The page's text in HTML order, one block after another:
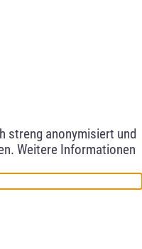
streng anonymisiert und
Weitere Informationen